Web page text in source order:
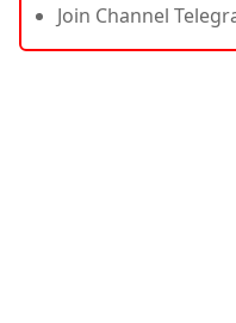
Join Channel